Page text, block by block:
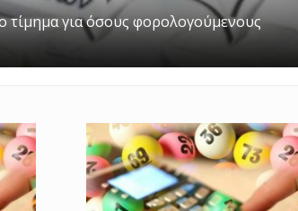
τίμημα για όσους φορολογούμενους